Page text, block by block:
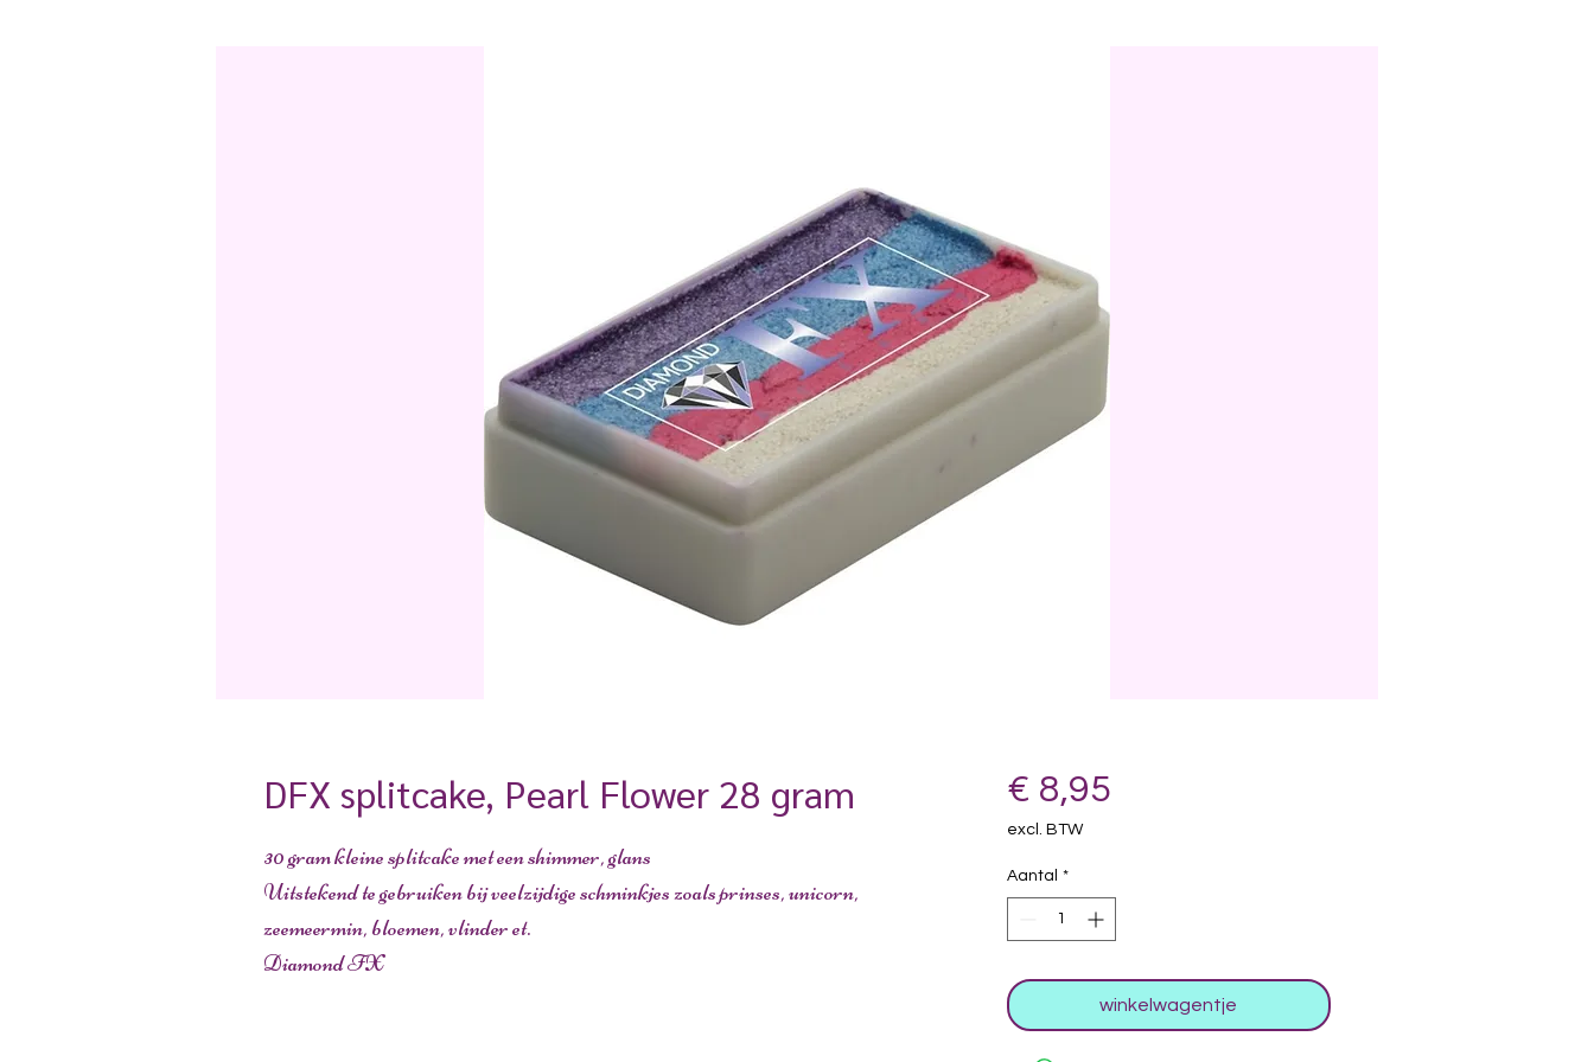
DFX splitcake, Pearl Flower 28 gram
30 gram kleine splitcake met een shimmer, glans
Uitstekend te gebruiken bij veelzijdige schminkjes zoals prinses, unicorn,
zeemeermin, bloemen, vlinder et.
Diamond FX
€ 8,95Prijs
excl. BTW
Aantal *
winkelwagentje